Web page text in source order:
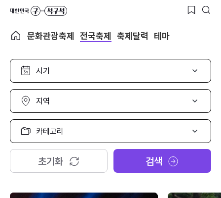
문화관광축제 전국축제 축제달력 테마
시
선
택
지
선
택
카
고
리
택
초기화 검색